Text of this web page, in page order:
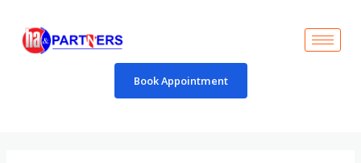
content
Book Appointment